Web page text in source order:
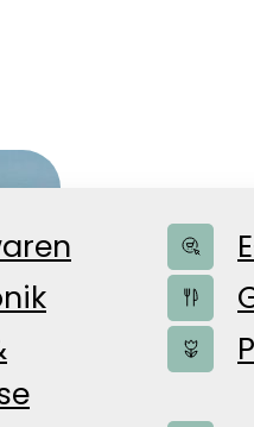
Die
Seit über
flexible